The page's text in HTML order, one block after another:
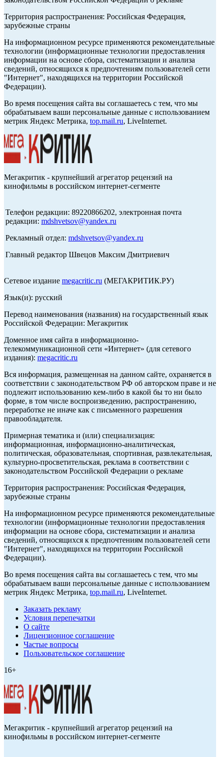
Территория распространения: Российская Федерация,
зарубежные страны
На информационном ресурсе применяются рекомендательные
технологии (информационные технологии предоставления
информации на основе сбора, систематизации и анализа
сведений, относящихся к предпочтениям пользователей сети
"Интернет", находящихся на территории Российской
Федерации).
Во время посещения сайта вы соглашаетесь с тем, что мы
обрабатываем ваши персональные данные с использованием
метрик Яндекс Метрика, top.mail.ru, LiveInternet.
Мегакритик - крупнейший агрегатор рецензий на
кинофильмы в российском интернет-сегменте
Телефон редакции: 89220866202, электронная почта
редакции: mdshvetsov@yandex.ru
Рекламный отдел: mdshvetsov@yandex.ru
Главный редактор Швецов Максим Дмитриевич
Сетевое издание megacritic.ru (МЕГАКРИТИК.РУ)
Язык(и): русский
Перевод наименования (названия) на государственный язык
Российской Федерации: Мегакритик
Доменное имя сайта в информационно-
телекоммуникационной сети «Интернет» (для сетевого
издания): megacritic.ru
Вся информация, размещенная на данном сайте, охраняется в
соответствии с законодательством РФ об авторском праве и не
подлежит использованию кем-либо в какой бы то ни было
форме, в том числе воспроизведению, распространению,
переработке не иначе как с письменного разрешения
правообладателя.
Примерная тематика и (или) специализация:
информационная, информационно-аналитическая,
политическая, образовательная, спортивная, развлекательная,
культурно-просветительская, реклама в соответствии с
законодательством Российской Федерации о рекламе
Территория распространения: Российская Федерация,
зарубежные страны
На информационном ресурсе применяются рекомендательные
технологии (информационные технологии предоставления
информации на основе сбора, систематизации и анализа
сведений, относящихся к предпочтениям пользователей сети
"Интернет", находящихся на территории Российской
Федерации).
Во время посещения сайта вы соглашаетесь с тем, что мы
обрабатываем ваши персональные данные с использованием
метрик Яндекс Метрика, top.mail.ru, LiveInternet.
Заказать рекламу
Условия перепечатки
О сайте
Лицензионное соглашение
Частые вопросы
Пользовательское соглашение
16+
Мегакритик - крупнейший агрегатор рецензий на
кинофильмы в российском интернет-сегменте